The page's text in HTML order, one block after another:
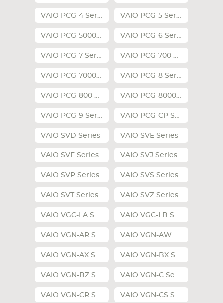
НОУТБУКА ПЛАНШЕТА
СМАРТФОНА КОМПЛЕКТУЮЩИЕ
VAIO PCG-4 Series VAIO PCG-5 Series
VAIO PCG-50000 Series VAIO PCG-6 Series
VAIO PCG-7 Series VAIO PCG-700 Series
VAIO PCG-7000 Series VAIO PCG-8 Series
VAIO PCG-800 Series VAIO PCG-80000 Series
VAIO PCG-9 Series VAIO PCG-CP Series
VAIO SVD Series VAIO SVE Series
VAIO SVF Series VAIO SVJ Series
VAIO SVP Series VAIO SVS Series
VAIO SVT Series VAIO SVZ Series
VAIO VGC-LA Series VAIO VGC-LB Series
VAIO VGN-AR Series VAIO VGN-AW Series
VAIO VGN-AX Series VAIO VGN-BX Series
VAIO VGN-BZ Series VAIO VGN-C Series
VAIO VGN-CR Series VAIO VGN-CS Series